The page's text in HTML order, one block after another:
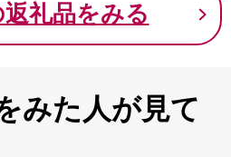
からの観光客がたくさん訪れ
する田舎ではなく、田舎なら
礼品をみる
みた人が見て